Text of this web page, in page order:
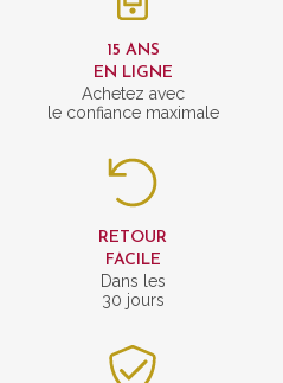
15 ANS
EN LIGNE
Achetez avec
le confiance maximale
RETOUR
FACILE
Dans les
30 jours